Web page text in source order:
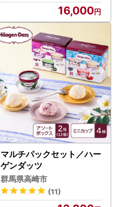
16,000
マルチパックセット／ハー
ゲンダッツ
群馬県高崎市
(11)